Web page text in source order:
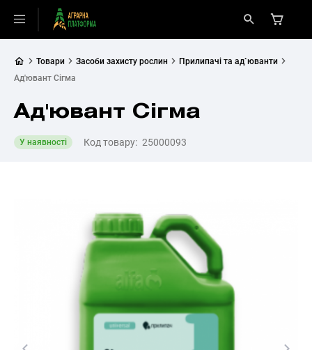
Товари Засоби захисту рослин
Прилипачі та ад`юванти
Ад'ювант Сігма
Ад'ювант Сігма
У наявності Код товару: 25000093